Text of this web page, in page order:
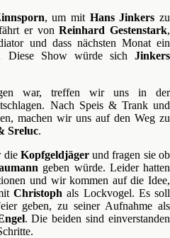
, um mit Hans Jinkers zu
er vonReinhard Gestenstark,
und dass nächsten Monat ein
Diese Show würde sich Jinkers
war, treffen wir uns in der
Nach Speis & Trank und
machen wir uns auf den Weg zu
Sreluc.
die Kopfgeldjägerund fragen sie ob
geben würde. Leider hatten
und wir kommen auf die Idee,
Christoph als Lockvogel. Es soll
geben, zu seiner Aufnahme als
. Die beiden sind einverstanden